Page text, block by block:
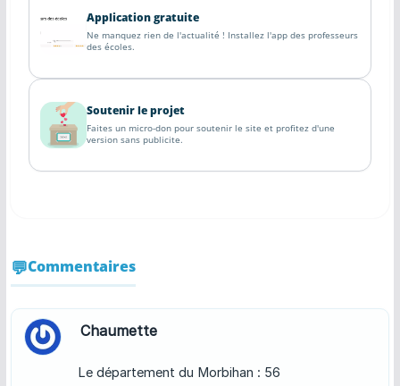
Application gratuite
Ne manquez rien de l'actualité ! Installez l'app des professeurs
des écoles.
Soutenir le projet
Faites un micro-don pour soutenir le site et profitez d'une
version sans publicite.
Commentaires
Chaumette
Le département du Morbihan : 56